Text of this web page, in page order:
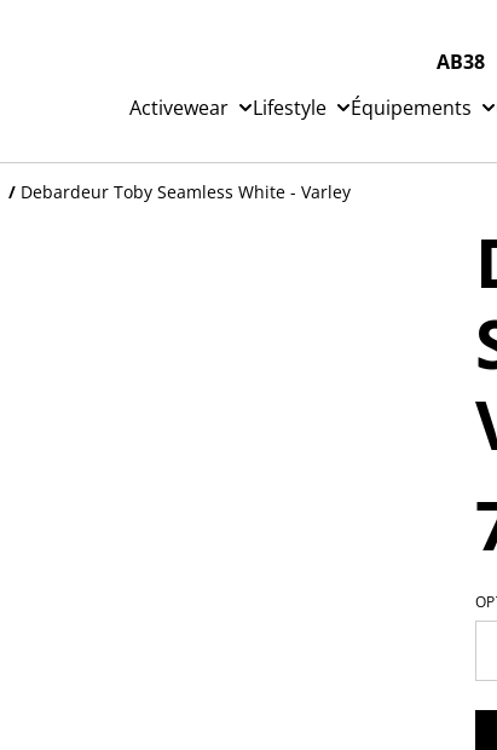
AB38
Activewear
Lifestyle Équipements
/ Debardeur Toby Seamless White - Varley